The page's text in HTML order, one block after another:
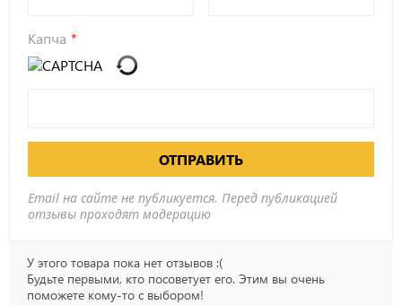
Капча
ОТПРАВИТЬ
Email на сайте не публикуется. Перед публикацией
отзывы проходят модерацию
У этого товара пока нет отзывов :(
Будьте первыми, кто посоветует его. Этим вы очень
поможете кому-то с выбором!